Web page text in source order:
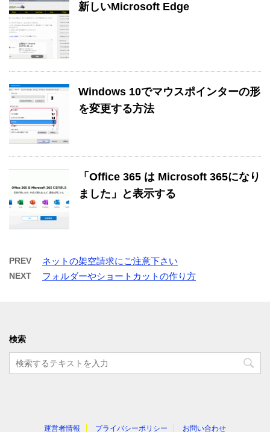
新しいMicrosoft Edge
Windows 10でマウスポインターの形
を変更する方法
「Office 365 は Microsoft 365になり
ました」と表示する
PREV ネットの架空請求にご注意下さい
NEXT フォルダーやショートカットの作り方
検索
運営者情報 プライバシーポリシー お問い合わせ